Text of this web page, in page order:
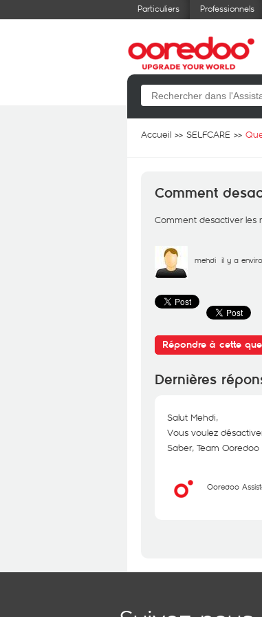
Particuliers Professionnels
Accueil SELFCARE
Comment
Comment desactiver les
mehdi il y a
Répondre à cette
Dernières
Salut Mehdi,
Vous voulez
Saber, Team Ooredoo
Ooredoo